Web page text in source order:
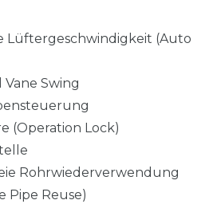
Lüftergeschwindigkeit (Auto
Vane Swing
(Operation Lock)
Rohrwiederverwendung
Pipe Reuse)